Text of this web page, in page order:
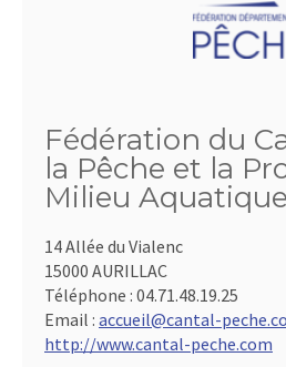
Fédération du
la Pêche et la
Milieu Aquatique
14 Allée du Vialenc
15000 AURILLAC
Téléphone : 04.71.48.19.25
Email : accueil@cantal-
http://www.cantal-peche.com